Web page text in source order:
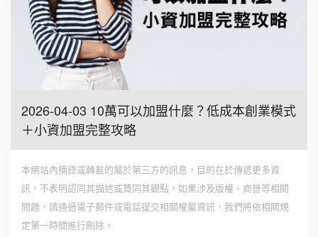
2026-04-03 10萬可以加盟什麼？低成本創業模式
＋小資加盟完整攻略
本網站內摘錄或轉載的屬於第三方的訊息，目的在於傳遞更多資
訊，不表明認同其描述或贊同其觀點，如果涉及版權、商譽等相關
問題，請通過電子郵件或電話提交相關權屬資訊，我們將依相關規
定第一時間進行刪除。